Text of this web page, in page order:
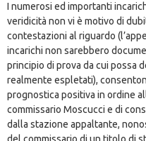
I numerosi ed importanti
veridicità non vi è motivo di
contestazioni al riguardo
incarichi non sarebbero
principio di prova da cui possa
realmente espletati),
prognostica positiva in ordine
commissario Moscucci e di
dalla stazione appaltante,